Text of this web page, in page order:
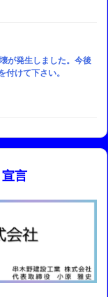
が発生しました。今後
付けて下さい。
言